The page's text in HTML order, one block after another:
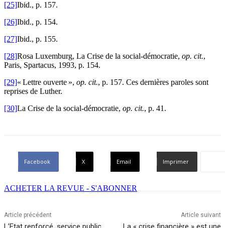
[25]Ibid., p. 157.
[26]Ibid., p. 154.
[27]Ibid., p. 155.
[28]Rosa Luxemburg, La Crise de la social-démocratie, op. cit.,
Paris, Spartacus, 1993, p. 154.
[29]« Lettre ouverte », op. cit., p. 157. Ces dernières paroles sont
reprises de Luther.
[30]La Crise de la social-démocratie, op. cit., p. 41.
Facebook X Email Imprimer
ACHETER LA REVUE - S'ABONNER
Article précédent Article suivant